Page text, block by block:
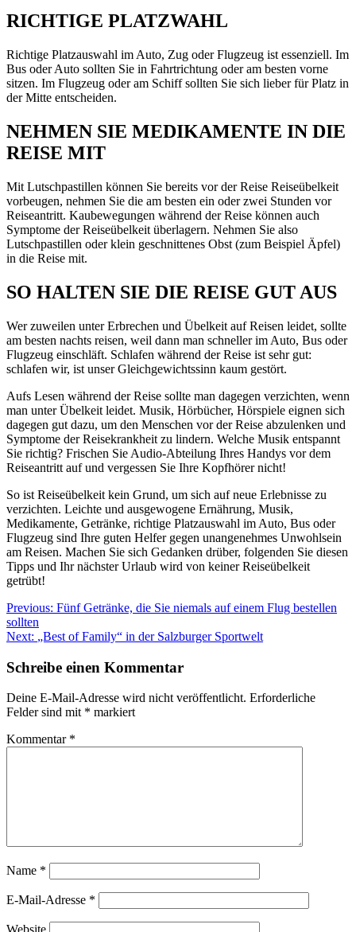
RICHTIGE PLATZWAHL
Richtige Platzauswahl im Auto, Zug oder Flugzeug ist essenziell. Im
Bus oder Auto sollten Sie in Fahrtrichtung oder am besten vorne
sitzen. Im Flugzeug oder am Schiff sollten Sie sich lieber für Platz in
der Mitte entscheiden.
NEHMEN SIE MEDIKAMENTE IN DIE
REISE MIT
Mit Lutschpastillen können Sie bereits vor der Reise Reiseübelkeit
vorbeugen, nehmen Sie die am besten ein oder zwei Stunden vor
Reiseantritt. Kaubewegungen während der Reise können auch
Symptome der Reiseübelkeit überlagern. Nehmen Sie also
Lutschpastillen oder klein geschnittenes Obst (zum Beispiel Äpfel)
in die Reise mit.
SO HALTEN SIE DIE REISE GUT AUS
Wer zuweilen unter Erbrechen und Übelkeit auf Reisen leidet, sollte
am besten nachts reisen, weil dann man schneller im Auto, Bus oder
Flugzeug einschläft. Schlafen während der Reise ist sehr gut:
schlafen wir, ist unser Gleichgewichtssinn kaum gestört.
Aufs Lesen während der Reise sollte man dagegen verzichten, wenn
man unter Übelkeit leidet. Musik, Hörbücher, Hörspiele eignen sich
dagegen gut dazu, um den Menschen vor der Reise abzulenken und
Symptome der Reisekrankheit zu lindern. Welche Musik entspannt
Sie richtig? Frischen Sie Audio-Abteilung Ihres Handys vor dem
Reiseantritt auf und vergessen Sie Ihre Kopfhörer nicht!
So ist Reiseübelkeit kein Grund, um sich auf neue Erlebnisse zu
verzichten. Leichte und ausgewogene Ernährung, Musik,
Medikamente, Getränke, richtige Platzauswahl im Auto, Bus oder
Flugzeug sind Ihre guten Helfer gegen unangenehmes Unwohlsein
am Reisen. Machen Sie sich Gedanken drüber, folgenden Sie diesen
Tipps und Ihr nächster Urlaub wird von keiner Reiseübelkeit
getrübt!
Beitragsnavigation
Previous: Fünf Getränke, die Sie niemals auf einem Flug bestellen
sollten
Next: „Best of Family“ in der Salzburger Sportwelt
Schreibe einen Kommentar
Deine E-Mail-Adresse wird nicht veröffentlicht. Erforderliche
Felder sind mit * markiert
Kommentar *
Name *
E-Mail-Adresse *